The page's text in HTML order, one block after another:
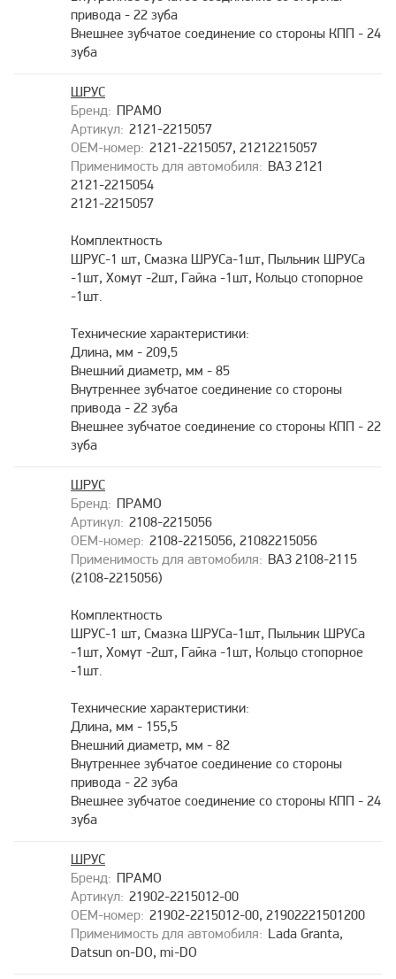
привода - 22 зуба
Внешнее зубчатое соединение со стороны КПП - 24
зуба
ПРАМО
2121-2215057
2121-2215057, 21212215057
ШРУС
ВАЗ 2121
2121-2215054
2121-2215057
Комплектность
ШРУС-1 шт, Смазка ШРУСа-1шт, Пыльник ШРУСа
-1шт, Хомут -2шт, Гайка -1шт, Кольцо стопорное
-1шт.
Технические характеристики:
Длина, мм - 209,5
Внешний диаметр, мм - 85
Внутреннее зубчатое соединение со стороны
привода - 22 зуба
Внешнее зубчатое соединение со стороны КПП - 22
зуба
ПРАМО
2108-2215056
2108-2215056, 21082215056
ШРУС
ВАЗ 2108-2115
(2108-2215056)
Комплектность
ШРУС-1 шт, Смазка ШРУСа-1шт, Пыльник ШРУСа
-1шт, Хомут -2шт, Гайка -1шт, Кольцо стопорное
-1шт.
Технические характеристики:
Длина, мм - 155,5
Внешний диаметр, мм - 82
Внутреннее зубчатое соединение со стороны
привода - 22 зуба
Внешнее зубчатое соединение со стороны КПП - 24
зуба
ПРАМО
21902-2215012-00
21902-2215012-00, 21902221501200
ШРУС
Lada Granta,
Datsun on-DO, mi-DO